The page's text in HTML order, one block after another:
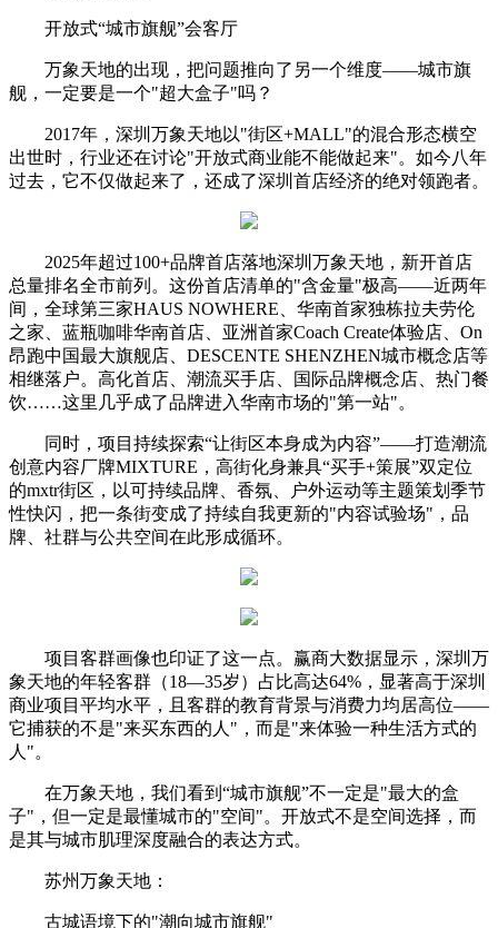
开放式“城市旗舰”会客厅
万象天地的出现，把问题推向了另一个维度——城市旗
舰，一定要是一个"超大盒子"吗？
2017年，深圳万象天地以"街区+MALL"的混合形态横空
出世时，行业还在讨论"开放式商业能不能做起来"。如今八年
过去，它不仅做起来了，还成了深圳首店经济的绝对领跑者。
2025年超过100+品牌首店落地深圳万象天地，新开首店
总量排名全市前列。这份首店清单的"含金量"极高——近两年
间，全球第三家HAUS NOWHERE、华南首家独栋拉夫劳伦
之家、蓝瓶咖啡华南首店、亚洲首家Coach Create体验店、On
昂跑中国最大旗舰店、DESCENTE SHENZHEN城市概念店等
相继落户。高化首店、潮流买手店、国际品牌概念店、热门餐
饮……这里几乎成了品牌进入华南市场的"第一站"。
同时，项目持续探索“让街区本身成为内容”——打造潮流
创意内容厂牌MIXTURE，高街化身兼具“买手+策展”双定位
的mxtr街区，以可持续品牌、香氛、户外运动等主题策划季节
性快闪，把一条街变成了持续自我更新的"内容试验场"，品
牌、社群与公共空间在此形成循环。
项目客群画像也印证了这一点。赢商大数据显示，深圳万
象天地的年轻客群（18—35岁）占比高达64%，显著高于深圳
商业项目平均水平，且客群的教育背景与消费力均居高位——
它捕获的不是"来买东西的人"，而是"来体验一种生活方式的
人"。
在万象天地，我们看到“城市旗舰”不一定是"最大的盒
子"，但一定是最懂城市的"空间"。开放式不是空间选择，而
是其与城市肌理深度融合的表达方式。
苏州万象天地：
古城语境下的"潮向城市旗舰"